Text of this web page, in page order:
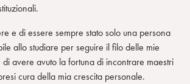
e di essere sempre stato solo una persona
allo studiare per seguire il filo delle mie
avere avuto la fortuna di incontrare maestri
cura della mia crescita personale.